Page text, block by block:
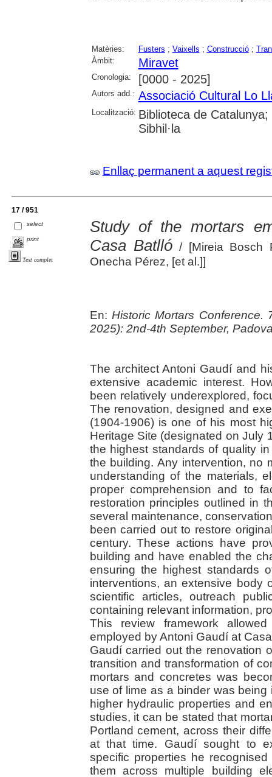
Matèries: Fusters ; Vaixells ; Construcció;
Àmbit:
Miravet
Cronologia: [0000 - 2025]
Autors add.: Associació Cultural Lo
Localització: Biblioteca de
Sibhil·la
Enllaç permanent a aquest
17 / 951
select
print
Text complet
Study of the mortars
Casa Batlló / [Mireia Bosch
Onecha Pérez, [et al.]]
En: Historic Mortars Conference.
2025): 2nd-4th September,
The architect Antoni Gaudí and
extensive academic interest.
been relatively underexplored,
The renovation, designed and
(1904-1906) is one of his most
Heritage Site (designated on July
the highest standards of quality
the building. Any intervention, no
understanding of the materials,
proper comprehension and to
restoration principles outlined in
several maintenance,
been carried out to restore
century. These actions have
building and have enabled the
ensuring the highest standards
interventions, an extensive body
scientific articles, outreach
containing relevant information,
This review framework
employed by Antoni Gaudí at
Gaudí carried out the renovation
transition and transformation of
mortars and concretes was
use of lime as a binder was
higher hydraulic properties and
studies, it can be stated that
Portland cement, across their
at that time. Gaudí sought to
specific properties he
them across multiple building